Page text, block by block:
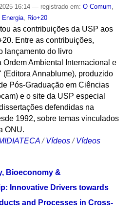
16:14 — registrado em: O Comum
Energia, Rio+20
as contribuições da USP aos
Entre as contribuições,
lançamento do livro
Ordem Ambiental Internacional e
(Editora Annablume), produzido
Pós-Graduação em Ciências
e o site da USP especial
defendidas na
1992, sobre temas vinculados
ONU.
/Vídeos /Vídeos
Bioeconomy &
Innovative Drivers towards
and Processes in Cross-